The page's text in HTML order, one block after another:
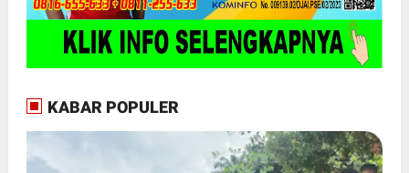
KABAR POPULER